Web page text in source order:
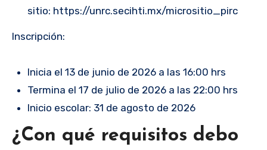
sitio: https://unrc.secihti.mx/micrositio_pirc
Inscripción:
Inicia el 13 de junio de 2026 a las 16:00 hrs
Termina el 17 de julio de 2026 a las 22:00 hrs
Inicio escolar: 31 de agosto de 2026
¿Con qué requisitos debo